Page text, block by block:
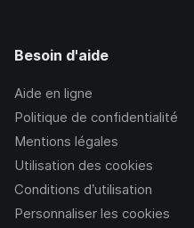
Besoin d'aide
Aide en ligne
Politique de confidentialité
Mentions légales
Utilisation des cookies
Conditions d’utilisation
Personnaliser les cookies